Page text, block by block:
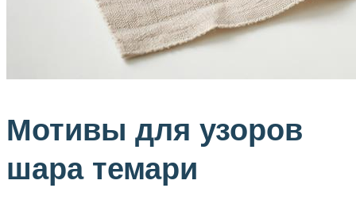
Мотивы для узоров
шара темари